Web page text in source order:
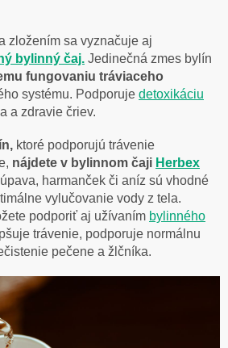
zložením sa vyznačuje aj
bylinný čaj. Jedinečná zmes bylín
fungovaniu tráviaceho
systému. Podporuje detoxikáciu
a zdravie čriev.
ktoré podporujú trávenie
nájdete v bylinnom čaji Herbex
harmanček či aníz sú vhodné
vylučovanie vody z tela.
podporiť aj užívaním bylinného
trávenie, podporuje normálnu
pečene a žlčníka.